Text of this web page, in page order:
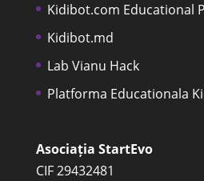
Kidibot.com Educational
Kidibot.md
Lab Vianu Hack
Platforma Educationala
Asociația StartEvo
CIF 29432481